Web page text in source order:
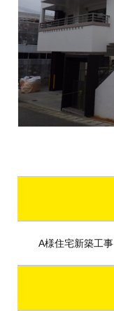
A様住宅新築工事